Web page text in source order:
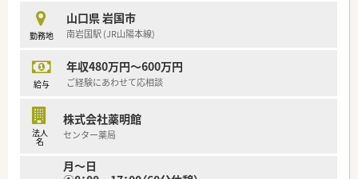
秒！お好みの通勤手段を選んでください。
■電子薬歴や分包機配備しています！効率よく働くことができま
す
＜こんな方にもおすすめ＞
■扶養内勤務を希望の方
■電子薬歴・分包機の利用経験がある方
勤務地
山口県 岩国市
南岩国駅 (JR山陽本線)
給与
年収480万円～600万円
ご経験にあわせて応相談
法人
名
株式会社薬明館
センター薬局
月～日